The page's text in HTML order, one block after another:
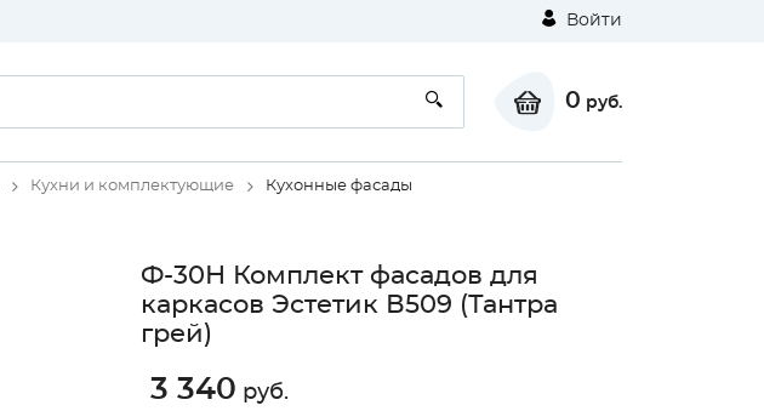
Войти
0 руб.
Кухни и комплектующие Кухонные фасады
Ф-30Н Комплект фасадов для
каркасов Эстетик В509 (Тантра
грей)
3 340 руб.